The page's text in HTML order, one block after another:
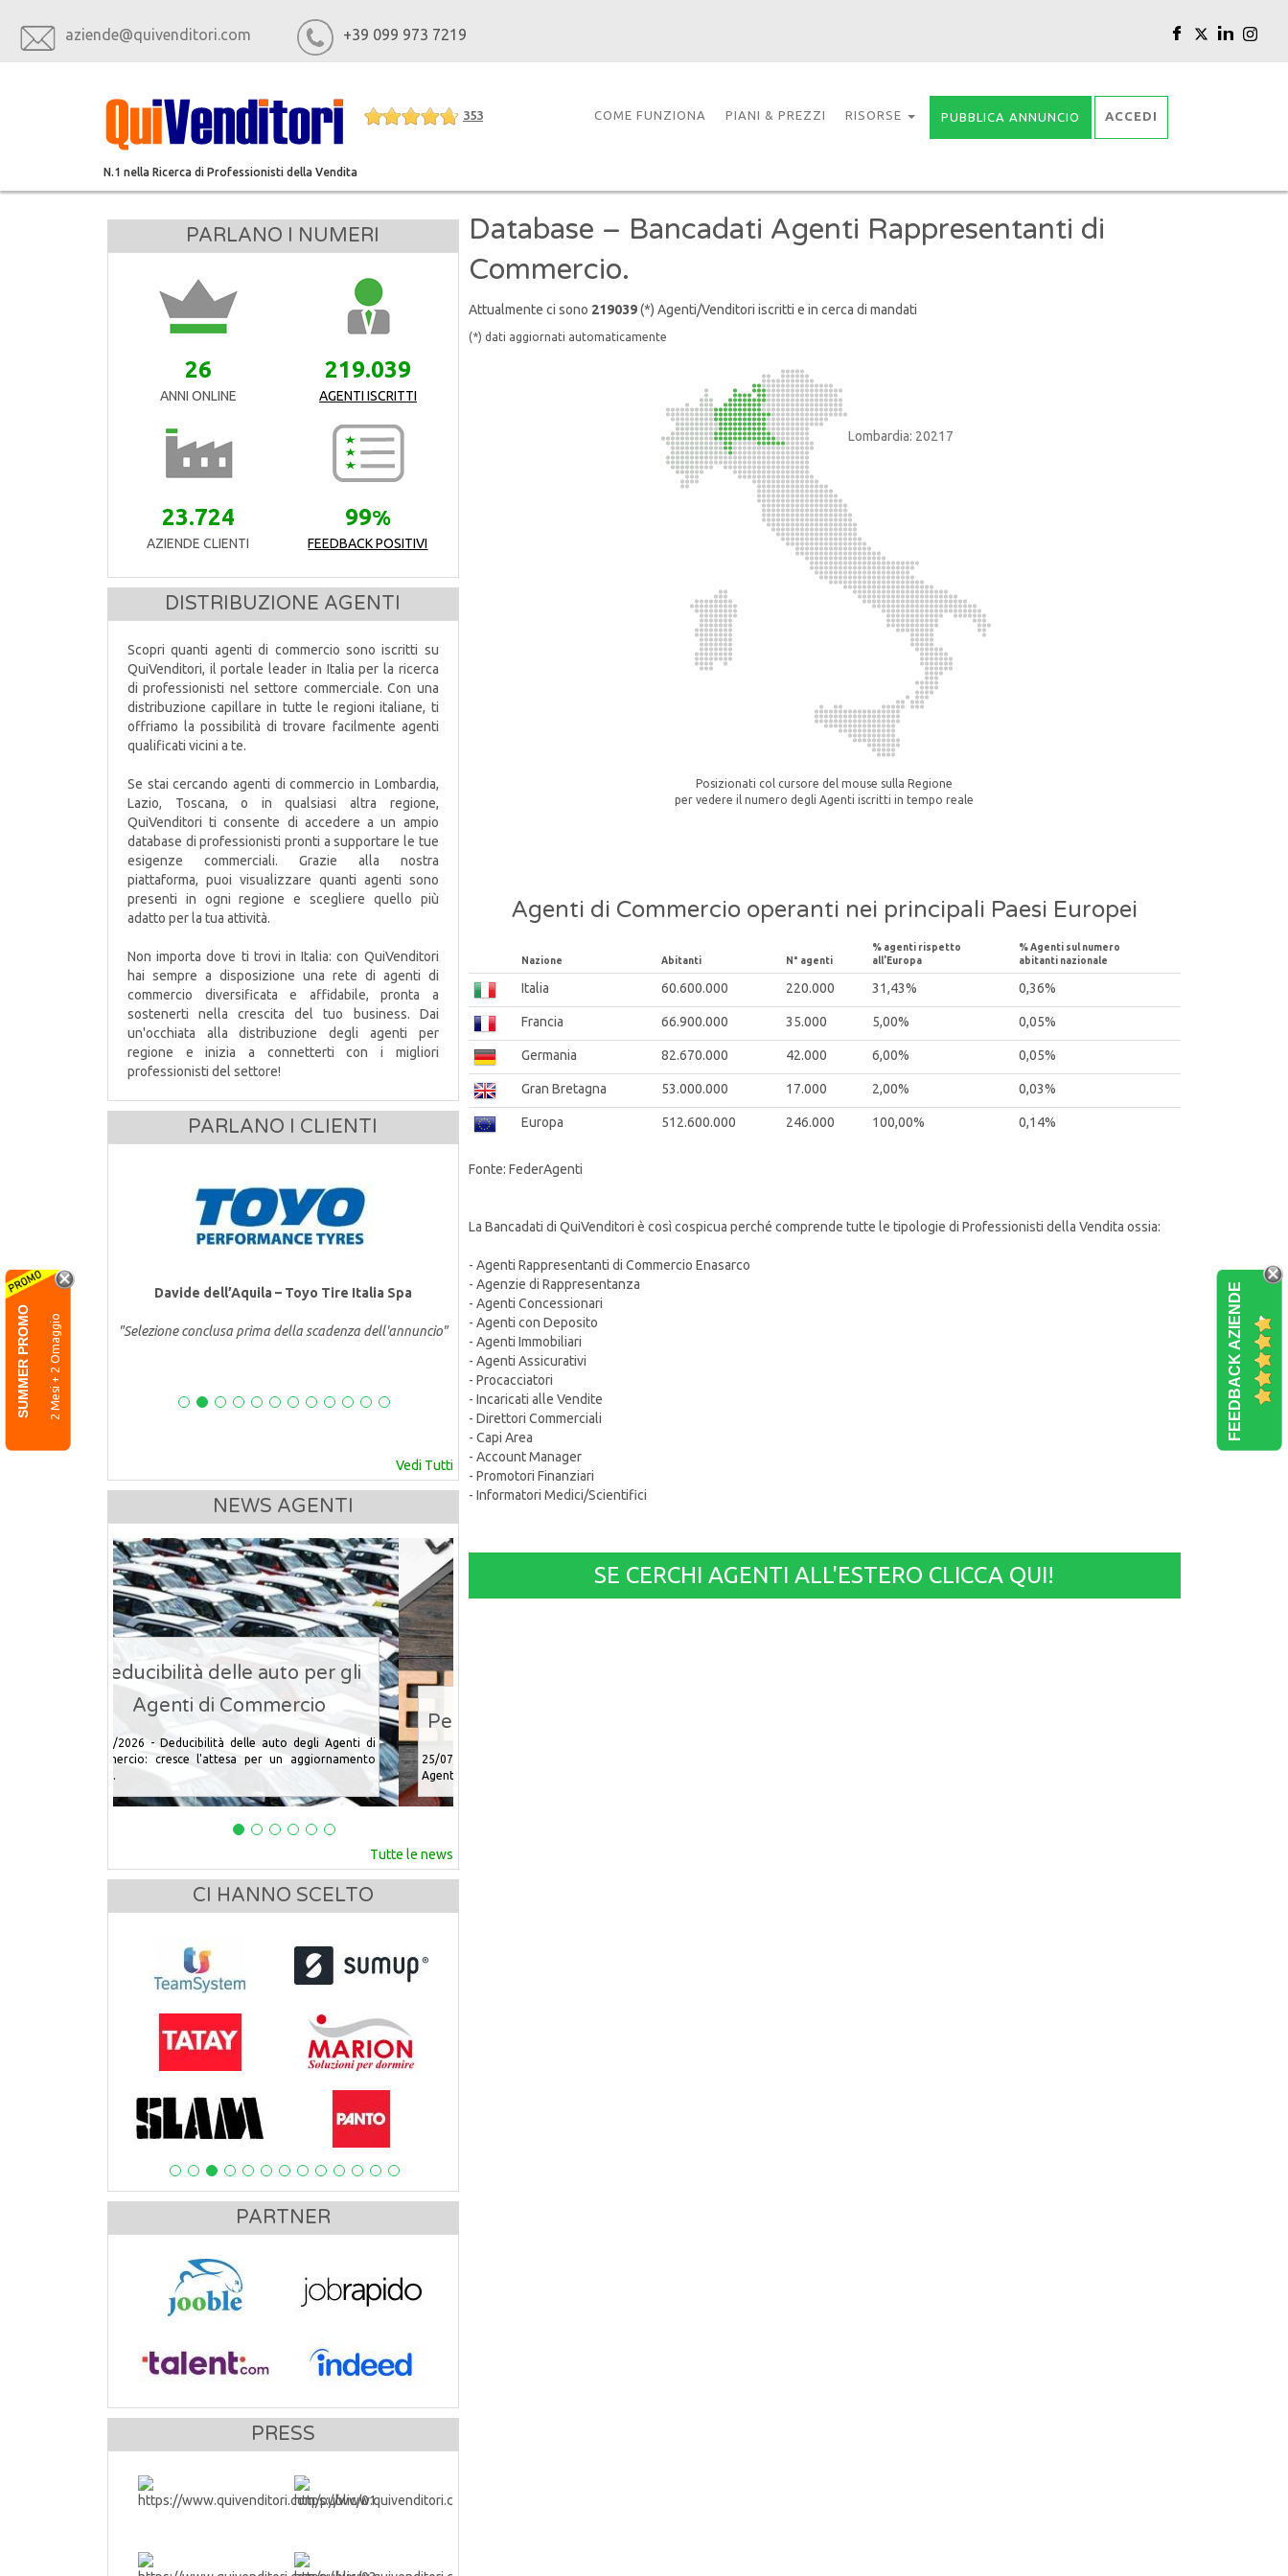
aziende@quivenditori.com +39 099 973 7219
353
N.1 nella Ricerca di Professionisti della Vendita
COME FUNZIONA PIANI & PREZZI RISORSE PUBBLICA ANNUNCIO ACCEDI
FEEDBACK AZIENDE
SUMMER PROMO 2 Mesi + 2 Omaggio
Database – Bancadati Agenti Rappresentanti di
Commercio.
Attualmente ci sono 219039(*) Agenti/Venditori iscritti e in cerca di mandati
(*) dati aggiornati automaticamente
Lombardia: 20217
Posizionati col cursore del mouse sulla Regione
per vedere il numero degli Agenti iscritti in tempo reale
Agenti di Commercio operanti nei principali Paesi Europei
Nazione Abitanti N° agenti
% agenti rispetto
all'Europa
% Agenti sul numero
abitanti nazionale
Italia 60.600.000 220.000 31,43% 0,36%
Francia 66.900.000 35.000 5,00% 0,05%
Germania 82.670.000 42.000 6,00% 0,05%
Gran Bretagna 53.000.000 17.000 2,00% 0,03%
Europa 512.600.000 246.000 100,00% 0,14%
Fonte: FederAgenti
La Bancadati di QuiVenditori è così cospicua perché comprende tutte le tipologie di Professionisti della Vendita ossia:
- Agenti Rappresentanti di Commercio Enasarco
- Agenzie di Rappresentanza
- Agenti Concessionari
- Agenti con Deposito
- Agenti Immobiliari
- Agenti Assicurativi
- Procacciatori
- Incaricati alle Vendite
- Direttori Commerciali
- Capi Area
- Account Manager
- Promotori Finanziari
- Informatori Medici/Scientifici
SE CERCHI AGENTI ALL'ESTERO CLICCA QUI!
PARLANO I NUMERI
26
ANNI ONLINE
219.039
AGENTI ISCRITTI
23.724
AZIENDE CLIENTI
99%
FEEDBACK POSITIVI
DISTRIBUZIONE AGENTI
Scopri quanti agenti di commercio sono iscritti su
QuiVenditori, il portale leader in Italia per la ricerca
di professionisti nel settore commerciale. Con una
distribuzione capillare in tutte le regioni italiane, ti
offriamo la possibilità di trovare facilmente agenti
qualificati vicini a te.
Se stai cercando agenti di commercio in Lombardia,
Lazio, Toscana, o in qualsiasi altra regione,
QuiVenditori ti consente di accedere a un ampio
database di professionisti pronti a supportare le tue
esigenze commerciali. Grazie alla nostra
piattaforma, puoi visualizzare quanti agenti sono
presenti in ogni regione e scegliere quello più
adatto per la tua attività.
Non importa dove ti trovi in Italia: con QuiVenditori
hai sempre a disposizione una rete di agenti di
commercio diversificata e affidabile, pronta a
sostenerti nella crescita del tuo business. Dai
un'occhiata alla distribuzione degli agenti per
regione e inizia a connetterti con i migliori
professionisti del settore!
PARLANO I CLIENTI
Davide dell’Aquila – Toyo Tire Italia Spa
"Selezione conclusa prima della scadenza dell'annuncio"
Vedi Tutti
NEWS AGENTI
Pensione Agenti di Commercio
25/07/2026 - Quando può andare in pensione un
Agente di Commercio? È una delle domande pi&u...
Tutte le news
CI HANNO SCELTO
PARTNER
PRESS